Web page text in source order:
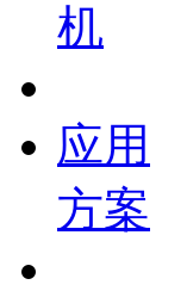
机
应用
方案